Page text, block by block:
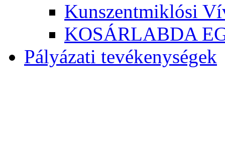
Kunszentmiklósi
KOSÁRLABDA
Pályázati tevékenységek